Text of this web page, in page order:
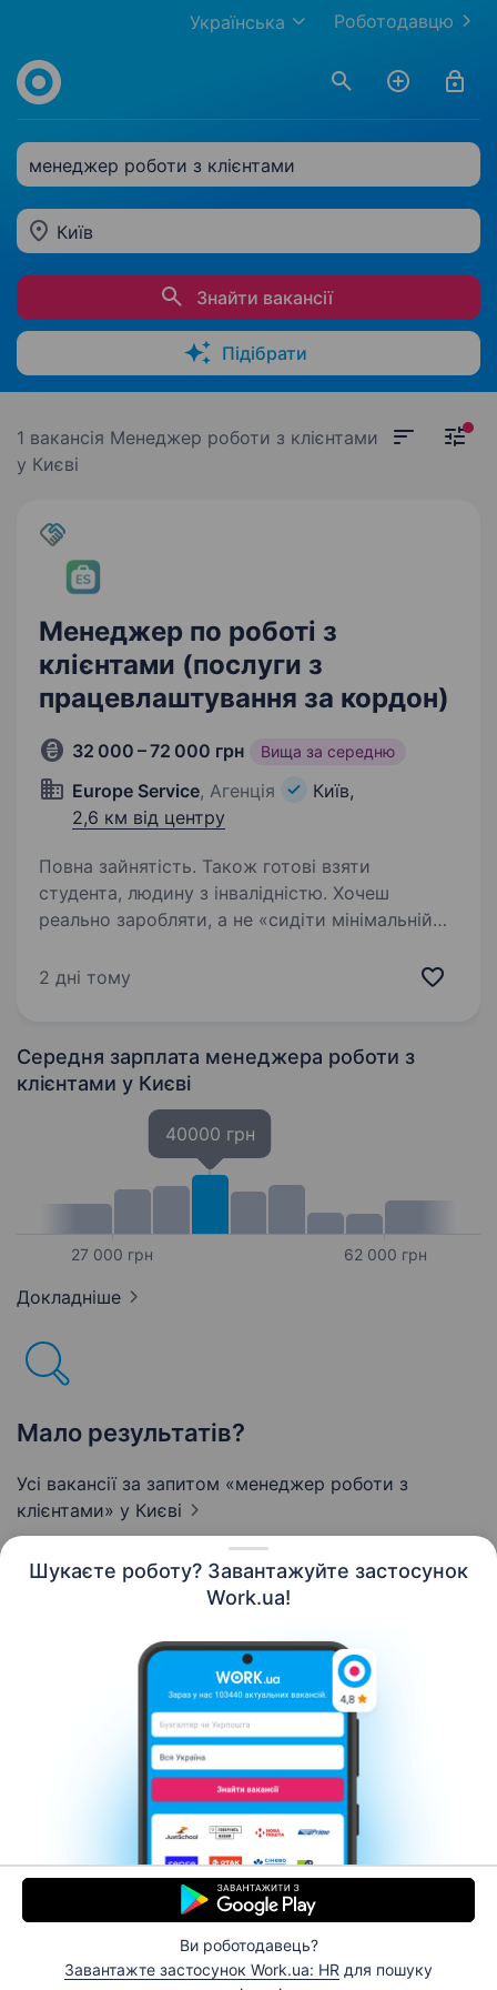
Шукаєте роботу? Завантажуйте застосунок
Work.ua!
Ви роботодавець?
Завантажте застосунок Work.ua: HR для пошуку
Роботодавцю
Українська
менеджер роботи з клієнтами
Київ
Знайти вакансії
Підібрати
1 вакансія Менеджер роботи з клієнтами
у Києві
Менеджер по роботі з
клієнтами (послуги з
працевлаштування за кордон)
32 000 – 72 000 грн Вища за середню
Europe Service, Агенція
Київ,
2,6 км від центру
Повна зайнятість. Також готові взяти
студента, людину з інвалідністю. Хочеш
реально заробляти, а не «сидіти мінімальній
вже 5 років допомагає українцям знайти
2 дні тому
Середня зарплата менеджера роботи з
клієнтами у Києві
27 000 грн
40000 грн
62 000 грн
Докладніше
Мало результатів?
Усі вакансії за запитом «менеджер роботи з
клієнтами» у Києві
Контакти Про нас
Кар’єра
Допомога Умови використання
© 2006–2026 Work.ua. Сервіс пошуку роботи №1 в